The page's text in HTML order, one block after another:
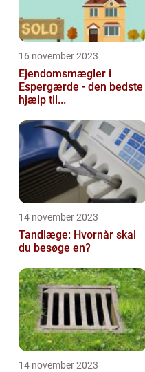
16 november 2023
Ejendomsmægler i
Espergærde - den bedste
hjælp til...
14 november 2023
Tandlæge: Hvornår skal
du besøge en?
14 november 2023